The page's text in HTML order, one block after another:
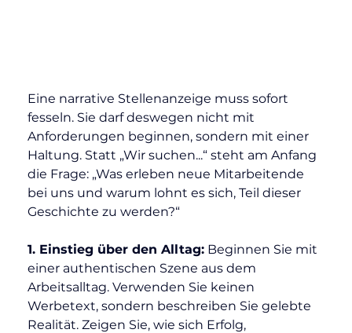
Eine narrative Stellenanzeige muss sofort
fesseln. Sie darf deswegen nicht mit
Anforderungen beginnen, sondern mit einer
Haltung. Statt „Wir suchen...“ steht am Anfang
die Frage: „Was erleben neue Mitarbeitende
bei uns und warum lohnt es sich, Teil dieser
Geschichte zu werden?“
1. Einstieg über den Alltag: Beginnen Sie mit
einer authentischen Szene aus dem
Arbeitsalltag. Verwenden Sie keinen
Werbetext, sondern beschreiben Sie gelebte
Realität. Zeigen Sie, wie sich Erfolg,